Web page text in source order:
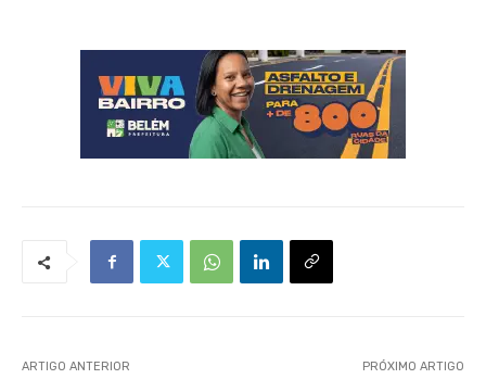
ARTIGO ANTERIOR PRÓXIMO ARTIGO